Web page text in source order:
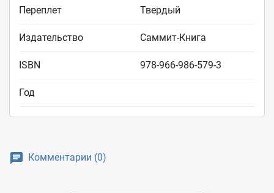
Переплет Твердый
Издательство Саммит-Книга
ISBN 978-966-986-579-3
Год
Комментарии (0)